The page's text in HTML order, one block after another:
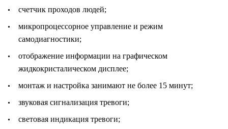
счетчик проходов людей;
микропроцессорное управление и режим
самодиагностики;
отображение информации на графическом
жидкокристалическом дисплее;
монтаж и настройка занимают не более 15 минут;
звуковая сигнализация тревоги;
световая индикация тревоги;